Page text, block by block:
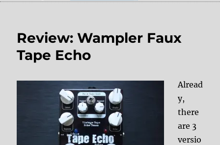
Review: Wampler Faux
Tape Echo
Alread
y,
there
are 3
versio